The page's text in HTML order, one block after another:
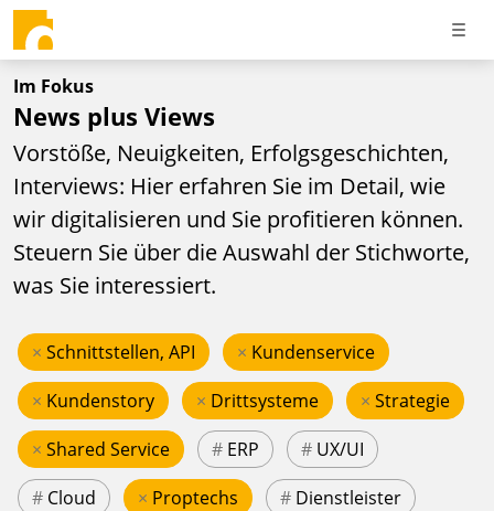
Im Fokus
News plus Views
Vorstöße, Neuigkeiten, Erfolgsgeschichten,
Interviews: Hier erfahren Sie im Detail, wie
wir digitalisieren und Sie profitieren können.
Steuern Sie über die Auswahl der Stichworte,
was Sie interessiert.
× Schnittstellen, API × Kundenservice
× Kundenstory × Drittsysteme × Strategie
× Shared Service # ERP # UX/UI
# Cloud × Proptechs # Dienstleister